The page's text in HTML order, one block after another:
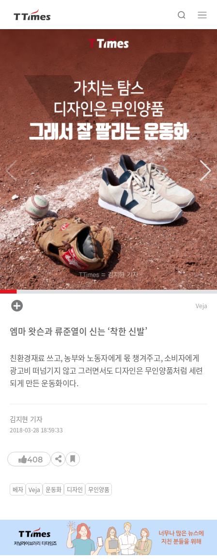
Veja
엠마 왓슨과 류준열이 신는 ‘착한 신발’
친환경재료 쓰고, 농부와 노동자에게 몫 챙겨주고, 소비자에게
광고비 떠넘기지 않고 그러면서도 디자인은 무인양품처럼 세련
되게 만든 운동화이다.
김지현 기자
2018-03-28 18:59:33
408
베자 Veja 운동화 디자인 무인양품